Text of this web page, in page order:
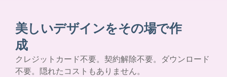
美しいデザインをその場で作
成
クレジットカード不要。契約解除不要。ダウンロード
不要。隠れたコストもありません。